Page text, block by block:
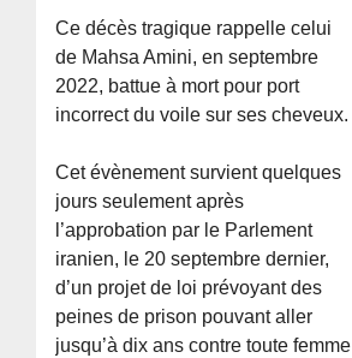
Ce décès tragique rappelle celui
de Mahsa Amini, en septembre
2022, battue à mort pour port
incorrect du voile sur ses cheveux.
Cet évènement survient quelques
jours seulement après
l’approbation par le Parlement
iranien, le 20 septembre dernier,
d’un projet de loi prévoyant des
peines de prison pouvant aller
jusqu’à dix ans contre toute femme